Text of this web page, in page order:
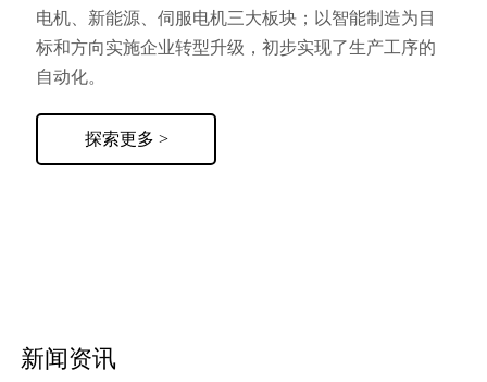
电机、新能源、伺服电机三大板块；以智能制造为目
标和方向实施企业转型升级，初步实现了生产工序的
自动化。
探索更多 >
新闻资讯